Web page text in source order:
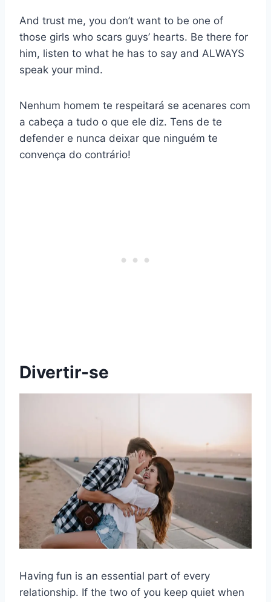
And trust me, you don’t want to be one of
those girls who scars guys’ hearts. Be there for
him, listen to what he has to say and ALWAYS
speak your mind.
Nenhum homem te respeitará se acenares com
a cabeça a tudo o que ele diz. Tens de te
defender e nunca deixar que ninguém te
convença do contrário!
Divertir-se
Having fun is an essential part of every
relationship. If the two of you keep quiet when